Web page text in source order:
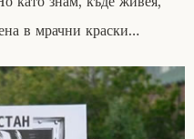
в мрачни краски…